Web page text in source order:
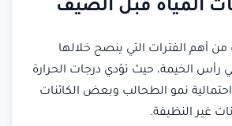
المياه قبل الصيف
أهم الفترات التي ينصح خلالها
رأس الخيمة، حيث تؤدي درجات الحرارة
احتمالية نمو الطحالب وبعض الكائنات
غير النظيفة.